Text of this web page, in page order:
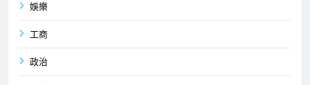
娛樂
工商
政治